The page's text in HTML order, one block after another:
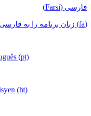
فارسی (Farsi)
(fa) زبان برنامه را به فارسی تغییر دهید
(pt)
(ht)